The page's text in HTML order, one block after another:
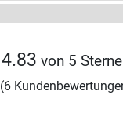
4.83 von 5
(6